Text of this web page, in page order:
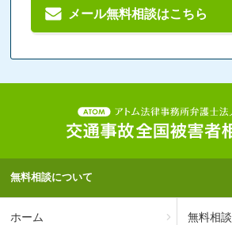
メール無料相談はこちら
無料相談について
ホーム 無料相談